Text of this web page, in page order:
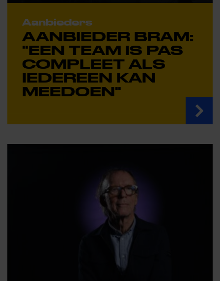
Aanbieders
AANBIEDER BRAM:
"EEN TEAM IS PAS
COMPLEET ALS
IEDEREEN KAN
MEEDOEN"